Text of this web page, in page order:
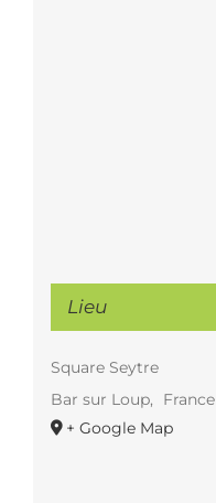
Lieu
Square Seytre
Bar sur Loup,
France
+ Google Map